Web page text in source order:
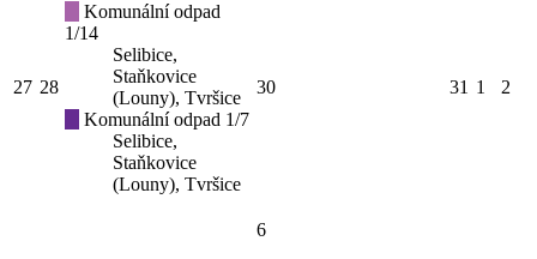
27 28
Komunální odpad
1/14
Selibice,
Staňkovice
(Louny), Tvršice
Komunální odpad 1/7
Selibice,
Staňkovice
(Louny), Tvršice
30 31 1 2
6